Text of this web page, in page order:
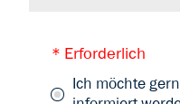
* Erforderlich
Ich möchte